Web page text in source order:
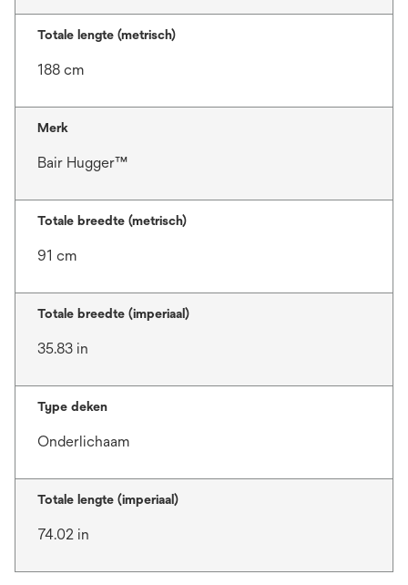
Totale lengte (metrisch)
188 cm
Merk
Bair Hugger™
Totale breedte (metrisch)
91 cm
Totale breedte (imperiaal)
35.83 in
Type deken
Onderlichaam
Totale lengte (imperiaal)
74.02 in